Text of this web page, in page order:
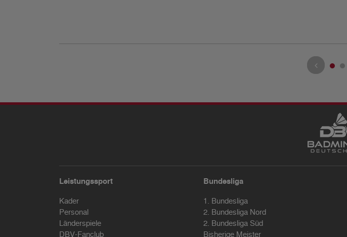
Leistungssport
Kader
Personal
Länderspiele
DBV-Fanclub
Bundesliga
1. Bundesliga
2. Bundesliga Nord
2. Bundesliga Süd
Bisherige Meister